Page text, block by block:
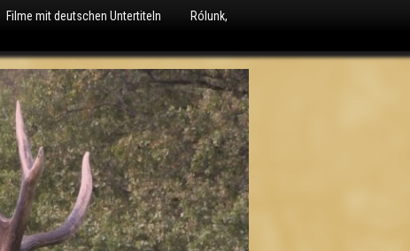
Filme mit deutschen Untertiteln
Rólunk,